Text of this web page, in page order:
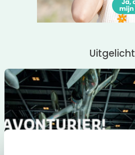
Uitgelicht